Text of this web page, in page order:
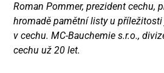
Roman Pommer, prezident cechu,
hromadě pamětní listy u
v cechu. MC-Bauchemie s.r.o.,
cechu už 20 let.